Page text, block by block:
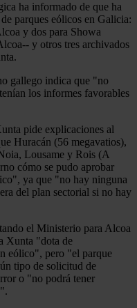
ha informado de que ha
parques eólicos en Galicia:
y dos para Showa
y otros tres archivados
gallego indica que "no
los informes favorables
pide explicaciones al
Huracán (56 megavatios),
Lousame y Rois (A
cómo se pudo aprobar
ya que "no hay ninguna
del plan sectorial si no hay
el Ministerio para Alcoa
Xunta "dota de
eólico", pero "el parque
tipo de solicitud de
o "no podrá tener